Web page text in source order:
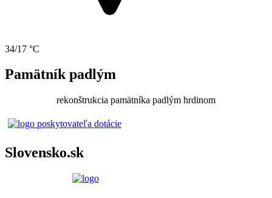
34/17 °C
Pamätník padlým
rekonštrukcia pamätníka padlým hrdinom
Slovensko.sk